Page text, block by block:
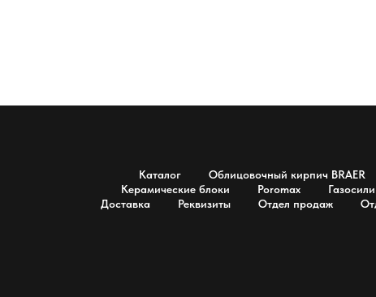
Каталог Облицовочный кирпич BRAER
Керамические блоки
Poromax
Доставка
Реквизиты Отдел продаж